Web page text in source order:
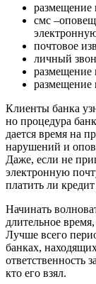
смс
почтовое
личный
размещение
размещение
Клиенты банка
но процедура
дается время на
нарушений и
Даже, если не
электронную
платить ли
Начинать
длительное
Лучше всего
банках,
ответственность
кто его взял.